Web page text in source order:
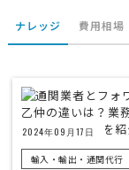
ナレッジ 費用相場
2024年09月17日
輸入・輸出・通関代行